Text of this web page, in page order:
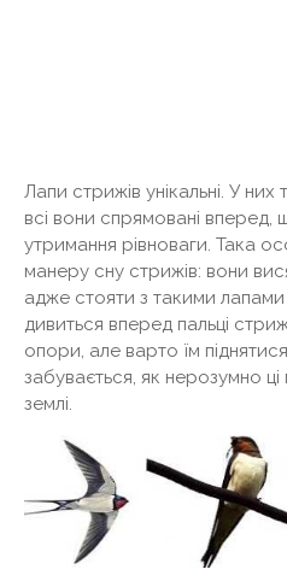
Лапи стрижів унікальні. У
всі вони спрямовані
утримання рівноваги. Така
манеру сну стрижів: вони
адже стояти з такими
дивиться вперед пальці
опори, але варто їм
забувається, як нерозумно
землі.